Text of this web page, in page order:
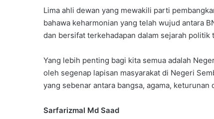
Lima ahli dewan yang mewakili parti
bahawa keharmonian yang telah wujud antara
dan bersifat terkehadapan dalam sejarah
Yang lebih penting bagi kita semua adalah
oleh segenap lapisan masyarakat di Negeri
yang sebenar antara bangsa, agama, keturunan
Sarfarizmal Md Saad